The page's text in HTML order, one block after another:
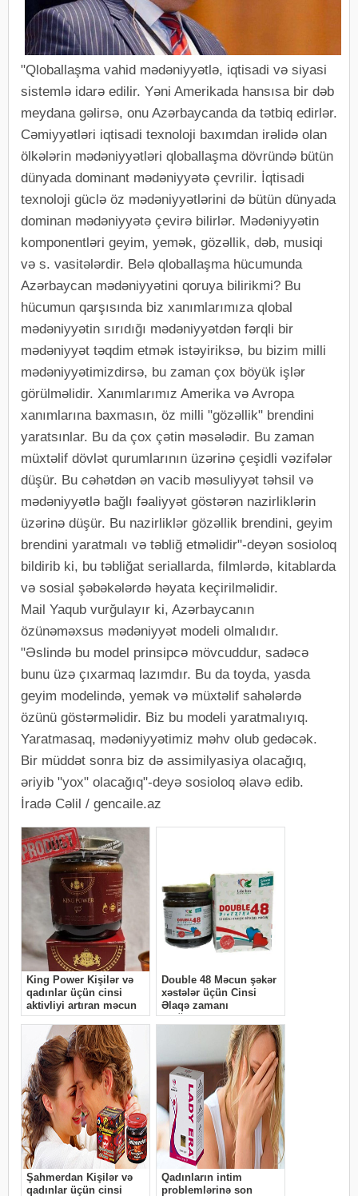
"Qloballaşma vahid mədəniyyətlə, iqtisadi və siyasi
sistemlə idarə edilir. Yəni Amerikada hansısa bir dəb
meydana gəlirsə, onu Azərbaycanda da tətbiq edirlər.
Cəmiyyətləri iqtisadi texnoloji baxımdan irəlidə olan
ölkələrin mədəniyyətləri qloballaşma dövründə bütün
dünyada dominant mədəniyyətə çevrilir. İqtisadi
texnoloji güclə öz mədəniyyətlərini də bütün dünyada
dominan mədəniyyətə çevirə bilirlər. Mədəniyyətin
komponentləri geyim, yemək, gözəllik, dəb, musiqi
və s. vasitələrdir. Belə qloballaşma hücumunda
Azərbaycan mədəniyyətini qoruya bilirikmi? Bu
hücumun qarşısında biz xanımlarımıza qlobal
mədəniyyətin sırıdığı mədəniyyətdən fərqli bir
mədəniyyət təqdim etmək istəyiriksə, bu bizim milli
mədəniyyətimizdirsə, bu zaman çox böyük işlər
görülməlidir. Xanımlarımız Amerika və Avropa
xanımlarına baxmasın, öz milli "gözəllik" brendini
yaratsınlar. Bu da çox çətin məsələdir. Bu zaman
müxtəlif dövlət qurumlarının üzərinə çeşidli vəzifələr
düşür. Bu cəhətdən ən vacib məsuliyyət təhsil və
mədəniyyətlə bağlı fəaliyyət göstərən nazirliklərin
üzərinə düşür. Bu nazirliklər gözəllik brendini, geyim
brendini yaratmalı və təbliğ etməlidir"-deyən sosioloq
bildirib ki, bu təbliğat seriallarda, filmlərdə, kitablarda
və sosial şəbəkələrdə həyata keçirilməlidir.
Mail Yaqub vurğulayır ki, Azərbaycanın
özünəməxsus mədəniyyət modeli olmalıdır.
"Əslində bu model prinsipcə mövcuddur, sadəcə
bunu üzə çıxarmaq lazımdır. Bu da toyda, yasda
geyim modelində, yemək və müxtəlif sahələrdə
özünü göstərməlidir. Biz bu modeli yaratmalıyıq.
Yaratmasaq, mədəniyyətimiz məhv olub gedəcək.
Bir müddət sonra biz də assimilyasiya olacağıq,
əriyib "yox" olacağıq"-deyə sosioloq əlavə edib.
İradə Cəlil / gencaile.az